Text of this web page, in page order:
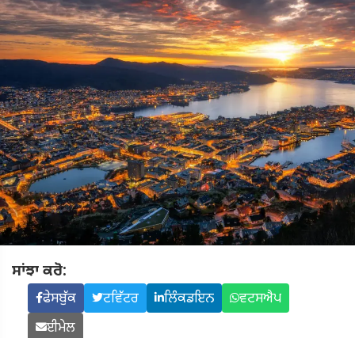
ਸਾਂਝਾ ਕਰੋ:
ਫੇਸਬੁੱਕ ਟਵਿੱਟਰ ਲਿੰਕਡਇਨ
ਵਟਸਐਪ
ਈਮੇਲ